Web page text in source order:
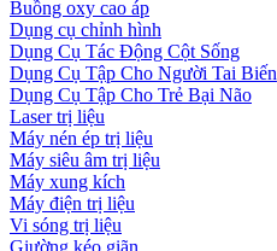
Buồng oxy cao áp
Dụng cụ chỉnh hình
Dụng Cụ Tác Động Cột Sống
Dụng Cụ Tập Cho Người Tai Biến
Dụng Cụ Tập Cho Trẻ Bại Não
Laser trị liệu
Máy nén ép trị liệu
Máy siêu âm trị liệu
Máy xung kích
Máy điện trị liệu
Vi sóng trị liệu
Giường kéo giãn